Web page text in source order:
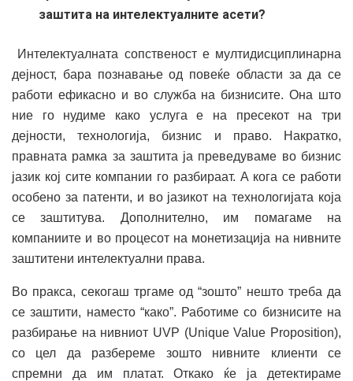
заштита на интелектуалните асети?
Интелектуалната сопственост е мултидисциплинарна
дејност, бара познавање од повеќе области за да се
работи ефикасно и во служба на бизнисите. Она што
ние го нудиме како услуга е на пресекот на три
дејности, технологија, бизнис и право. Накратко,
правната рамка за заштита ја преведуваме во бизнис
јазик кој сите компании го разбираат. А кога се работи
особено за патенти, и во јазикот на технологијата која
се заштитува. Дополнително, им помагаме на
компаниите и во процесот на монетизација на нивните
заштитени интелектуални права.
Во пракса, секогаш тргаме од “зошто” нешто треба да
се заштити, наместо “како”. Работиме со бизнисите на
разбирање на нивниот UVP (Unique Value Proposition),
со цел да разбереме зошто нивните клиенти се
спремни да им платат. Откако ќе ја детектираме